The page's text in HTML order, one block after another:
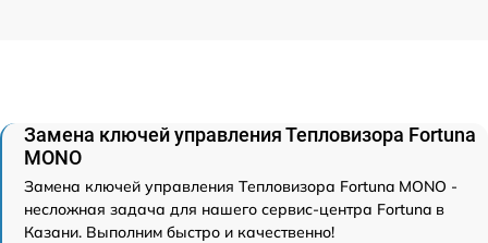
Замена ключей управления Тепловизора Fortuna
MONO
Замена ключей управления Тепловизора Fortuna MONO -
несложная задача для нашего сервис-центра Fortuna в
Казани. Выполним быстро и качественно!